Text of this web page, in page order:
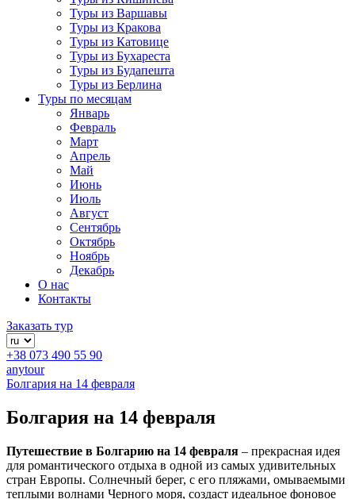
Туры из Варшавы
Туры из Кракова
Туры из Катовице
Туры из Бухареста
Туры из Будапешта
Туры из Берлина
Туры по месяцам
Январь
Февраль
Март
Апрель
Май
Июнь
Июль
Август
Сентябрь
Октябрь
Ноябрь
Декабрь
О нас
Контакты
Заказать тур
+38 073 490 55 90
anytour
Болгария на 14 февраля
Болгария на 14 февраля
Путешествие в Болгарию на 14 февраля – прекрасная идея
для романтического отдыха в одной из самых удивительных
стран Европы. Солнечный берег, с его пляжами, омываемыми
теплыми волнами Черного моря, создаст идеальное фоновое